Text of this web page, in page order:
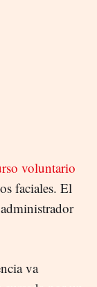
voluntario
faciales. El
va